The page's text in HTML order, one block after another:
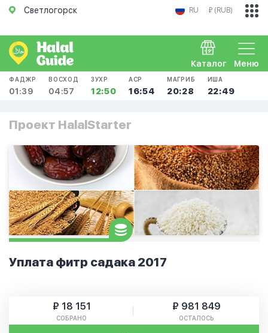
Светлогорск RU ₽ (RUB)
Меню
Каталог
ФАДЖР
01:39
ВОСХОД
04:57
ЗУХР
12:50
АСР
16:54
МАГРИБ
20:28
ИША
22:49
Проект HalalStarter
Уплата фитр садака 2017
₽ 18 151
СОБРАНО
₽ 981 849
ОСТАЛОСЬ